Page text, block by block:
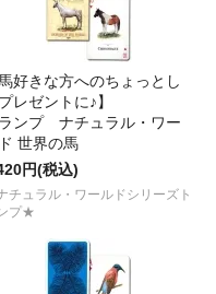
馬好きな方へのちょっとし
レゼントに♪】
ランプ ナチュラル・ワー
世界の馬
円(税込)
チュラル・ワールドシリーズト
プ★